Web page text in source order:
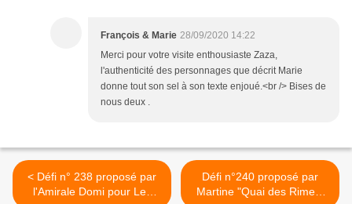
François & Marie 28/09/2020 14:22
Merci pour votre visite enthousiaste Zaza,
l'authenticité des personnages que décrit Marie
donne tout son sel à son texte enjoué.<br /> Bises de
nous deux .
< Défi n° 238 proposé par
l'Amirale Domi pour Les
Défi n°240 proposé par
Martine "Quai des Rimes"